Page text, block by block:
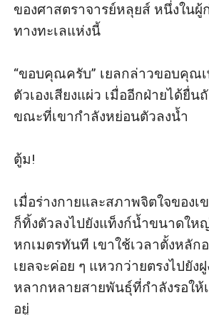
ของศาสตราจารย์หลุยส์ หนึ่งในผู้
ทางทะเลแห่งนี้
“ขอบคุณครับ” เยลกล่าวขอบคุณ
ตัวเองเสียงแผ่ว เมื่ออีกฝ่ายได้ยื่
ขณะที่เขากำลังหย่อนตัวลงน้ำ
ตู้ม!
เมื่อร่างกายและสภาพจิตใจของเ
ก็ทิ้งตัวลงไปยังแท็งก์น้ำขนาดให
หกเมตรทันที เขาใช้เวลาตั้งหลัก
เยลจะค่อย ๆ แหวกว่ายตรงไปยัง
หลากหลายสายพันธุ์ที่กำลังรอให้
อยู่